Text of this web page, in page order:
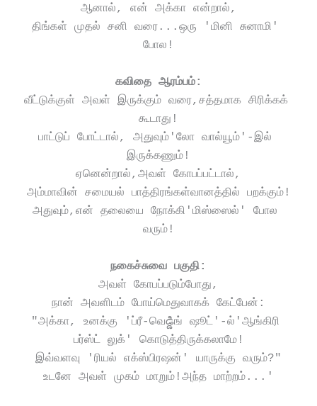
ஆனால், என் அக்கா என்றால்,
திங்கள் முதல் சனி வரை...ஒரு 'மினி சுனாமி'
போல!
கவிதை ஆரம்பம்:
வீட்டுக்குள் அவள் இருக்கும் வரை,சத்தமாக சிரிக்கக்
கூடாது!
பாட்டுப் போட்டால், அதுவும்'லோ வால்யூம்'-இல்
இருக்கணும்!
ஏனென்றால்,அவள் கோபப்பட்டால்,
அம்மாவின் சமையல் பாத்திரங்கள்வானத்தில் பறக்கும்!
அதுவும்,என் தலையை நோக்கி'மிஸ்ஸைல்' போல
வரும்!
நகைச்சுவை பகுதி:
அவள் கோபப்படும்போது,
நான் அவளிடம் போய்மெதுவாகக் கேட்பேன்:
"அக்கா, உனக்கு 'ப்ரீ-வெడ్డిங் ஷூட்'-ல்'ஆங்கிரி
பர்ஸ்ட் லுக்' கொடுத்திருக்கலாமே!
இவ்வளவு 'ரியல் எக்ஸ்பிரஷன்' யாருக்கு வரும்?"
உடனே அவள் முகம் மாறும்!அந்த மாற்றம்...'